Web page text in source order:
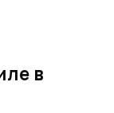
в